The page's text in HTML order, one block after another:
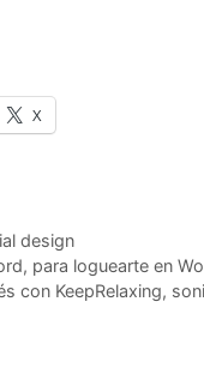
X
design
para loguearte en
con KeepRelaxing,